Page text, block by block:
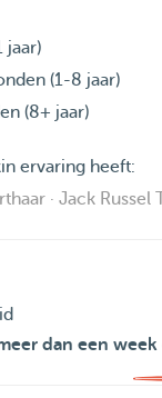
jaar)
(1-8 jaar)
(8+ jaar)
ervaring heeft:
· Jack Russel
dan een